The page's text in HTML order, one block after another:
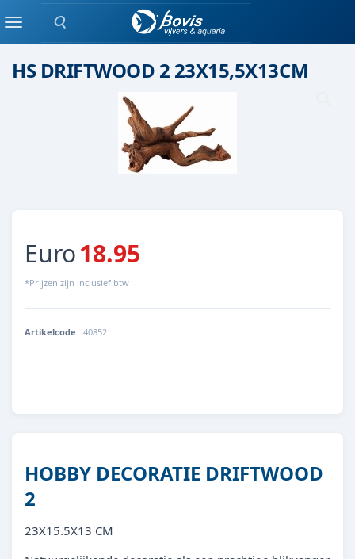
Zoeken
MenuKeramiek/ kunststof
HS DRIFTWOOD 2 23X15,5X13CM
Euro18.95
*Prijzen zijn inclusief btw
Artikelcode: 40852
HOBBY DECORATIE DRIFTWOOD
2
23X15.5X13 CM